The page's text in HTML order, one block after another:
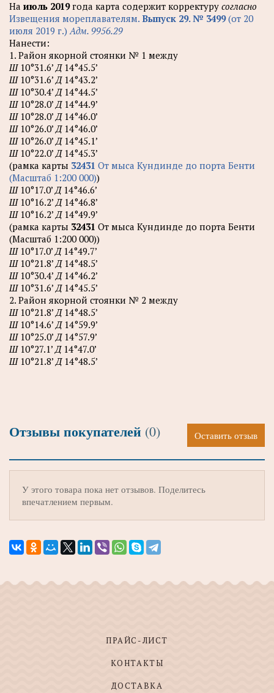
На июль 2019года карта содержит корректуру согласно
Извещения мореплавателям. Выпуск 29. № 3499(от 20
июля 2019 г.) Адм. 9956.29
Нанести:
1. Район якорной стоянки № 1 между
Ш10°31.6’ Д14°45.5’
Ш10°31.6’ Д14°43.2’
Ш10°30.4’ Д14°44.5’
Ш10°28.0’ Д14°44.9’
Ш10°28.0’ Д14°46.0’
Ш10°26.0’ Д14°46.0’
Ш10°26.0’ Д14°45.1’
Ш10°22.0’ Д14°45.3’
(рамка карты 32431 От мыса Кундинде до порта Бенти
(Масштаб 1:200 000))
Ш10°17.0’ Д14°46.6’
Ш10°16.2’ Д14°46.8’
Ш10°16.2’ Д14°49.9’
(рамка карты 32431 От мыса Кундинде до порта Бенти
(Масштаб 1:200 000))
Ш10°17.0’ Д14°49.7’
Ш10°21.8’ Д14°48.5’
Ш10°30.4’ Д14°46.2’
Ш10°31.6’ Д14°45.5’
2. Район якорной стоянки № 2 между
Ш10°21.8’ Д14°48.5’
Ш10°14.6’ Д14°59.9’
Ш10°25.0’ Д14°57.9’
Ш10°27.1’ Д14°47.0’
Ш10°21.8’ Д14°48.5’
Отзывы покупателей (0) Оставить отзыв
У этого товара пока нет отзывов. Поделитесь
впечатлением первым.
ПРАЙС-ЛИСТ
КОНТАКТЫ
ДОСТАВКА